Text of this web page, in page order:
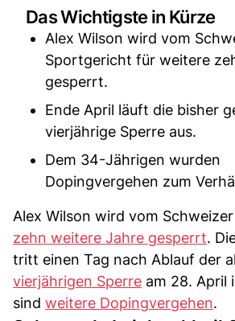
Das Wichtigste in Kürze
Alex Wilson wird vom
Sportgericht für weitere
gesperrt.
Ende April läuft die bisher
vierjährige Sperre aus.
Dem 34-Jährigen wurden
Dopingvergehen zum
Alex Wilson wird vom
zehn weitere Jahre gesperrt.
tritt einen Tag nach Ablauf der
vierjährigen Sperre am 28. April
sind weitere Dopingvergehen.